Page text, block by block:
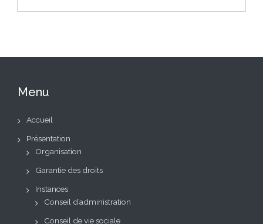
Menu
Accueil
Présentation
Organisation
Garantie des droits
Instances
Conseil d’administration
Conseil de vie sociale